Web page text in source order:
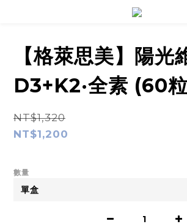
【格萊思美】陽光
D3+K2·全素 (60
NT$1,320
NT$1,200
數量